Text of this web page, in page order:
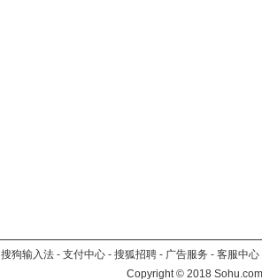
搜狗输入法 - 支付中心 - 搜狐招聘 - 广告服务 - 客服中心
Copyright©2018